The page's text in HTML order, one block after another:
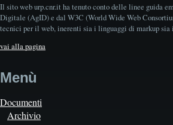
Il sito web urp.cnr.it ha tenuto conto delle linee guida
Digitale (AgID) e dal W3C (World Wide Web
tecnici per il web, inerenti sia i linguaggi di markup
vai alla pagina
Menù
Documenti
Archivio